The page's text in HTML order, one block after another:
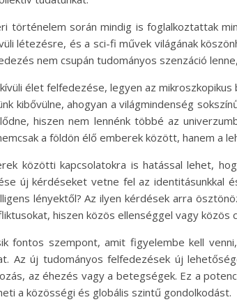
történelem során mindig is foglalkoztattak
létezésre, és a sci-fi művek világának
nem csupán tudományos szenzáció
élet felfedezése, legyen az
kibővülne, ahogyan a világmindenség
hiszen nem lennénk többé az
a földön élő emberek között, hanem a
közötti kapcsolatokra is hatással lehet,
új kérdéseket vetne fel az identitásunkkal
lényektől? Az ilyen kérdések arra
hiszen közös ellenséggel vagy közös
fontos szempont, amit figyelembe kell
Az új tudományos felfedezések új
az éhezés vagy a betegségek. Ez a
a közösségi és globális szintű gondolkodást.